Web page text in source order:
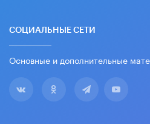
СОЦИАЛЬНЫЕ СЕТИ
Основные и дополнительные